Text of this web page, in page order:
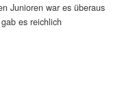
Junioren war es überaus
es reichlich